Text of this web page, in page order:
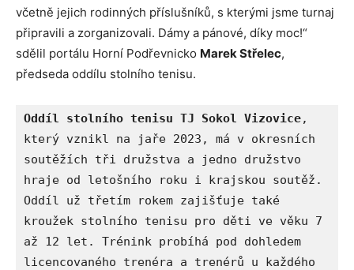
včetně jejich rodinných příslušníků, s kterými jsme turnaj
připravili a zorganizovali. Dámy a pánové, díky moc!“
sdělil portálu Horní Podřevnicko Marek Střelec,
předseda oddílu stolního tenisu.
Oddíl stolního tenisu TJ Sokol Vizovice,
který vznikl na jaře 2023, má v okresních
soutěžích tři družstva a jedno družstvo
hraje od letošního roku i krajskou soutěž.
Oddíl už třetím rokem zajišťuje také
kroužek stolního tenisu pro děti ve věku 7
až 12 let. Trénink probíhá pod dohledem
licencovaného trenéra a trenérů u každého